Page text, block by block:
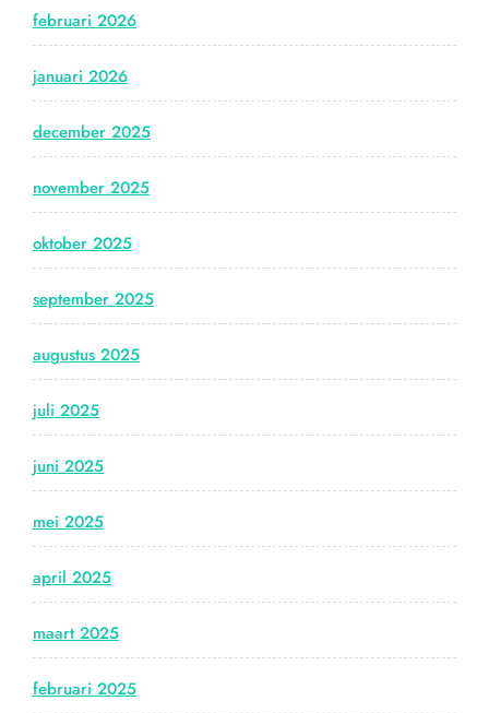
februari 2026
januari 2026
december 2025
november 2025
oktober 2025
september 2025
augustus 2025
juli 2025
juni 2025
mei 2025
april 2025
maart 2025
februari 2025